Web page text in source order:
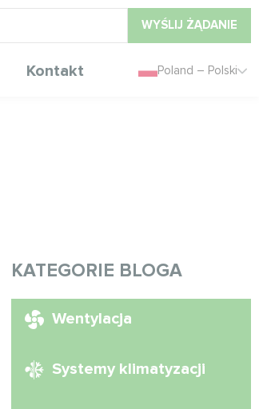
WYŚLIJ ŻĄDANIE
Kontakt Poland – Polski
KATEGORIE BLOGA
Wentylacja
Systemy klimatyzacji